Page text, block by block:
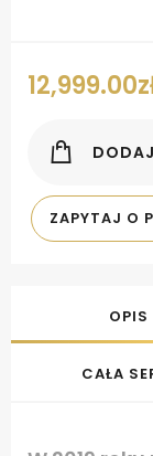
12,999.00
ZAPYTAJ O
OPIS
CAŁA